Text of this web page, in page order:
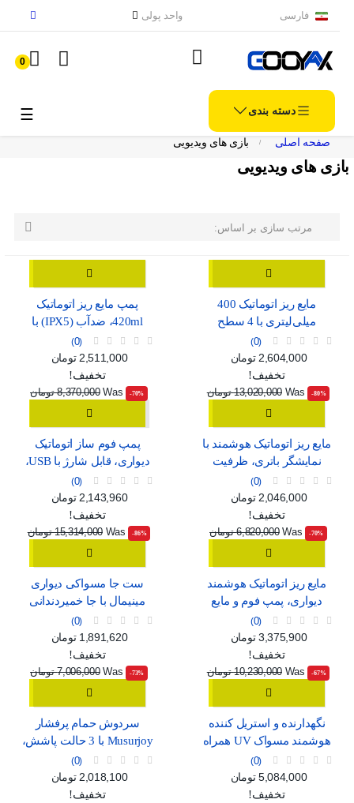
فارسی واحد پولی
0
دسته بندی ☰
صفحه اصلی بازی های ویدیویی
بازی های ویدیویی
مرتب سازی بر اساس: 
مایع ریز اتوماتیک 400
میلی‌لیتری با 4 سطح
تنظیم، موجود در دو رنگ
سفید و مشکی
0
قیمت عادی
قیمت
2,604,000 تومان
تخفیف!
‎-80%
Was 13,020,000 تومان
پمپ مایع ریز اتوماتیک
420ml، ضدآب (IPX5) با
C
0
قیمت عادی
قیمت
2,511,000 تومان
تخفیف!
‎-70%
Was 8,370,000 تومان
مایع ریز اتوماتیک هوشمند با
نمایشگر باتری، ظرفیت
420ml و استاندارد ضدآب
IPX5
0
قیمت عادی
قیمت
2,046,000 تومان
تخفیف!
‎-70%
Was 6,820,000 تومان
پمپ فوم ساز اتوماتیک
دیواری، قابل شارژ با USB،
طرح مینیمال سفید و آبی
0
قیمت عادی
قیمت
2,143,960 تومان
تخفیف!
‎-86%
Was 15,314,000 تومان
مایع ریز اتوماتیک هوشمند
دیواری، پمپ فوم و مایع
تنظیم
0
قیمت عادی
قیمت
3,375,900 تومان
تخفیف!
‎-67%
Was 10,230,000 تومان
ست جا مسواکی دیواری
مینیمال با جا خمیردندانی
اتوماتیک، لیوان آهنربایی و
دو کشو ارگانایزر
0
قیمت عادی
قیمت
1,891,620 تومان
تخفیف!
‎-73%
Was 7,006,000 تومان
نگهدارنده و استریل کننده
هوشمند مسواک UV همراه
با خشک‌کن و جای لیوان
0
قیمت عادی
قیمت
5,084,000 تومان
تخفیف!
سردوش حمام پرفشار
Musurjoy با 3 حالت پاشش،
مدل گرد 15 سانتی‌متری
0
قیمت عادی
قیمت
2,018,100 تومان
تخفیف!